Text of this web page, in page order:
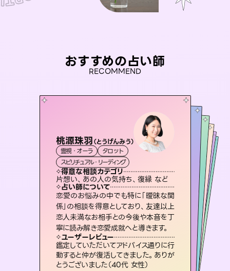
おすすめの占い師
RECOMMEND
桃源珠羽（とうげんみう）
霊視・オーラ
タロット
スピリチュアル・リーディング
得意な相談カテゴリ
片想い、あの人の気持ち、復縁 など
占い師について
恋愛のお悩みの中でも特に「曖昧な関
係」の相談を得意としており、友達以上
恋人未満なお相手との今後や本音を丁
寧に読み解き恋愛成就へと導きます。
ユーザーレビュー
鑑定していただいてアドバイス通りに行
動すると仲が復活してきました。ありが
とうございました（40代 女性）
未来視師＊花
霊視・オーラ 心理学
スピリチュアル・リーディング
得意な相談カテゴリ
出逢い、片想い、復縁 など
占い師について
未来には何パターンもの選択肢があり
ます。不安で視えにくくなっているあな
たの素敵な未来を見つけ、その未来を
選択できるようアドバイスします。
ユーザーレビュー
職場の人の性質や人間関係、本心など
本当によく視えていてびっくり。対策が
打てて前向きになれます（40代）
セラピスト理恵
霊視・オーラ
スピリチュアル・リーディング
得意な相談カテゴリ
片想い、二人の未来、年の差 など
占い師について
連絡再開、復縁、成就などの報告実績
多数。セラピストとして2万超の施術経
験があるからこそできる鑑定で、より良
い未来をサポートします。
ユーザーレビュー
とても心温まる鑑定でした。しかもこち
らは何も言っていないのに視えていらっ
しゃるんだなと驚きです（30代女性）
おう 霊感オラクル
霊視・オーラ
オラクルカード
得意な相談カテゴリ
恋愛総合、あの人の気持ち など
占い師について
霊視×オラクルカードを使って「今」と「未来」そして「気になるあの人の気持ち」まで丁寧に読み解き、恋や人生のヒントを優しく引き出します。
ユーザーレビュー
不安な気持ちが嘘みたいに晴れまし
た…！よく視えていらっしゃるんだなと
感じました（40代 女性）
アイリス -iris-
西洋占星術
ルーン
得意な相談カテゴリ
恋愛総合、片想い、二人の未来 など
占い師について
復縁、恋愛、不倫の行方、同性愛や片
思い、仕事関係や借金問題まで知りた
いことや心の負担になっていることを
紐解き、背中をそっと押して導きます。
ユーザーレビュー
安心感のあり、言い切ってくれる所や濁
さない鑑定のおかげで、毎回自分の気
持ちを整えられます（30代 男性）
彗望（すいぼう
霊視・オーラ
スピリチュアル・リーディング
得意な相談カテゴリ
片想い、あの人の気持ち、復縁 など
占い師について
3,700年以上の歴史を持つ東洋最古の
占術「易占」で詳細まで占い、幸せへ向
かう道筋を示します。厳しい結果にも具
体的な対策をお伝えします。
ユーザーレビュー
複雑な背景もしっかり聞いて鑑定して
いただけました。気持ちが楽になりまし
た（50代 女性）